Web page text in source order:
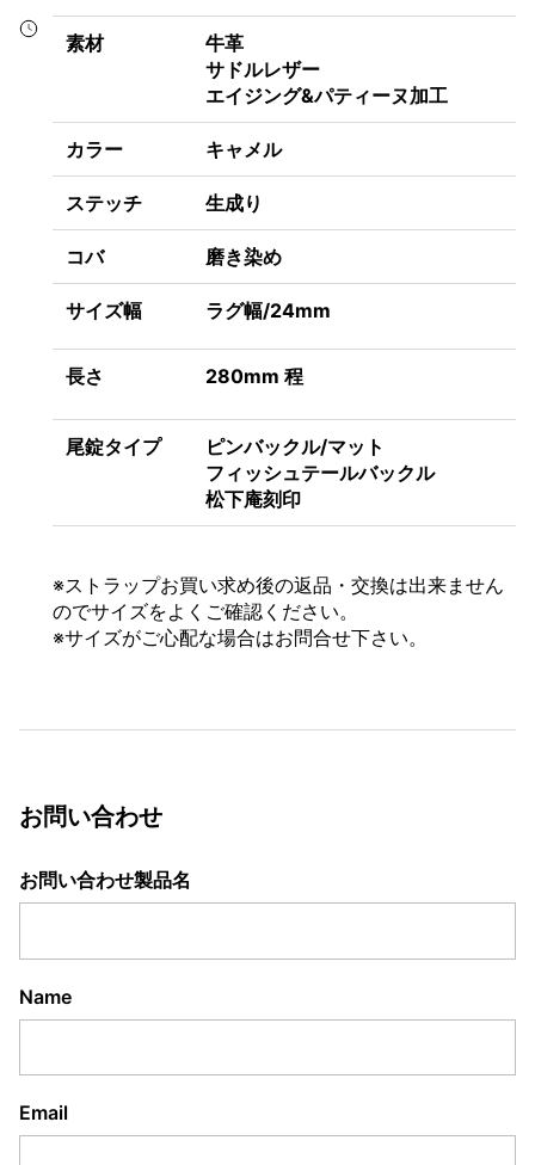
素材
牛革
サドルレザー
エイジング&パティーヌ加工
カラー キャメル
ステッチ 生成り
コバ 磨き染め
サイズ幅 ラグ幅/24mm
長さ 280mm 程
尾錠タイプ
ピンバックル/マット
フィッシュテールバックル
松下庵刻印
※ストラップお買い求め後の返品・交換は出来ません
のでサイズをよくご確認ください。
※サイズがご心配な場合はお問合せ下さい。
お問い合わせ
お問い合わせ製品名
Name
Email